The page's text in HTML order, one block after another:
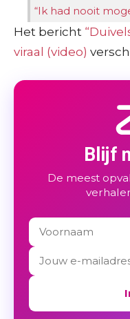
“Ik had nooit
Het bericht
viraal (video)
Blijf
De meest